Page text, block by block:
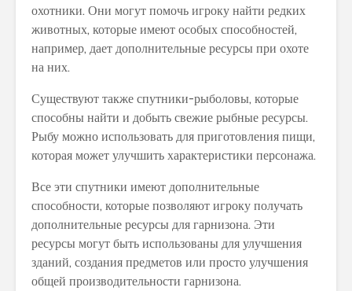
охотники. Они могут помочь игроку найти редких
животных, которые имеют особых способностей,
например, дает дополнительные ресурсы при охоте
на них.
Существуют также спутники-рыболовы, которые
способны найти и добыть свежие рыбные ресурсы.
Рыбу можно использовать для приготовления пищи,
которая может улучшить характеристики персонажа.
Все эти спутники имеют дополнительные
способности, которые позволяют игроку получать
дополнительные ресурсы для гарнизона. Эти
ресурсы могут быть использованы для улучшения
зданий, создания предметов или просто улучшения
общей производительности гарнизона.